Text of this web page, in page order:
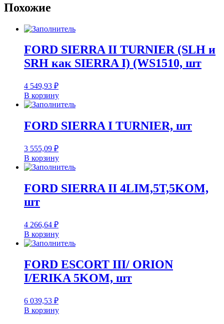
Похожие
FORD SIERRA II TURNIER (SLH и
SRH как SIERRA I) (WS1510, шт
4 549,93 ₽
В корзину
FORD SIERRA I TURNIER, шт
3 555,09 ₽
В корзину
FORD SIERRA II 4LIM,5T,5KOM,
шт
4 266,64 ₽
В корзину
FORD ESCORT III/ ORION
I/ERIKA 5KOM, шт
6 039,53 ₽
В корзину